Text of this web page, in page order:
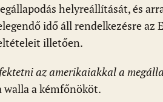
helyreállítását, és
idő áll rendelkezésre az
illetően.
az amerikaiakkal a
walla a kémfőnököt.